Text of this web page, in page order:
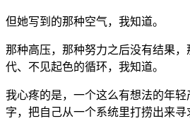
但她写到的那种空气，我知道。
那种高压，那种努力之后没有结果
代、不见起色的循环，我知道。
我心疼的是，一个这么有想法的年
字，把自己从一个系统里打捞出来寻